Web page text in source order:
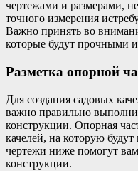
чертежами и размерами, не
точного измерения
Важно принять во
которые будут прочными
Разметка опорной
Для создания садовых
важно правильно
конструкции. Опорная
качелей, на которую
чертежи ниже помогут
конструкции.